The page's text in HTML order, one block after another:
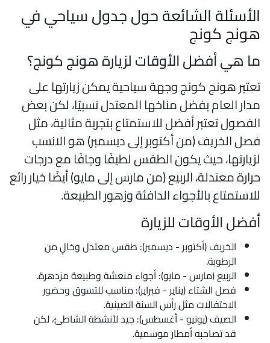
الشائعة حول جدول سياحي في
كونج
هي أفضل الأوقات لزيارة هونج كونج؟
هونج كونج وجهة سياحية يمكن زيارتها على
العام بفضل مناخها المعتدل نسبيًا، لكن بعض
تعتبر أفضل للاستمتاع بتجربة مثالية، مثل
الخريف (من أكتوبر إلى ديسمبر) هو الانسب
حيث يكون الطقس لطيفًا وجافًا مع درجات
معتدلة، الربيع (من مارس إلى مايو) أيضًا خيار رائع
بالأجواء الدافئة وزهور الطبيعة.
الأوقات للزيارة
الخريف (أكتوبر - ديسمبر): طقس معتدل وخالٍ من
الرطوبة.
الربيع (مارس - مايو): أجواء منعشة وطبيعة مزدهرة.
فصل الشتاء (يناير - فبراير): مناسب للتسوق وحضور
الاحتفالات مثل رأس السنة الصينية.
الصيف (يونيو - أغسطس): جيد لأنشطة الشاطئ، لكن
قد تصاحبه أمطار موسمية.